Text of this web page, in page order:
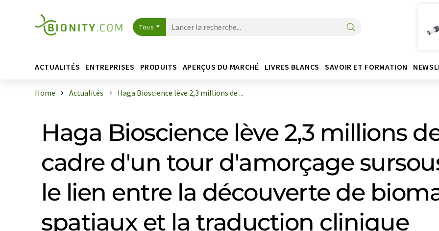
Tous
ACTUALITÉS ENTREPRISES PRODUITS APERÇUS DU MARCHÉ LIVRES BLANCS SAVOIR ET FORMATION
Home Actualités Haga Bioscience lève 2,3 millions de ...
Haga Bioscience lève 2,3 millions
cadre d'un tour d'amorçage
le lien entre la découverte de
spatiaux et la traduction clinique